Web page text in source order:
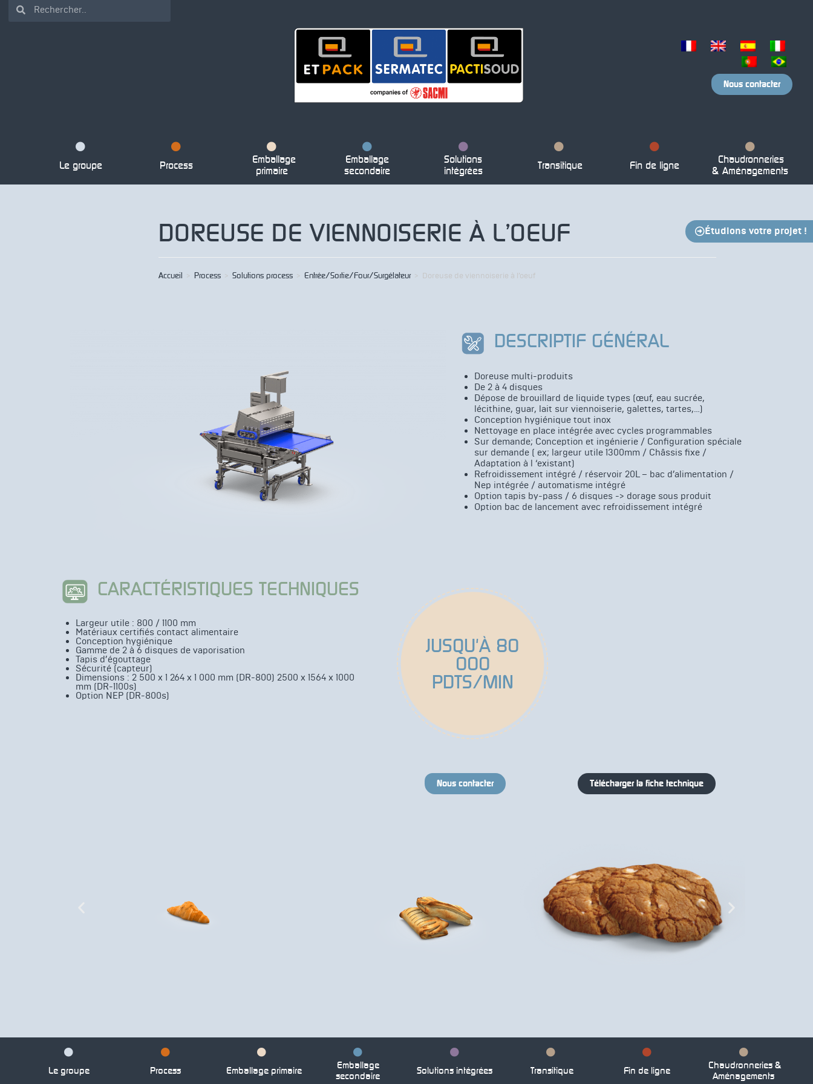
Étudions votre projet !
Nous contacter
Le groupe Process
Emballage
primaire
Emballage
secondaire
Solutions
intégrées
Transitique Fin de ligne
Chaudronneries
& Aménagements
DOREUSE DE VIENNOISERIE À L’OEUF
Accueil > Process > Solutions process > Entrée/Sortie/Four/Surgélateur > Doreuse de viennoiserie à l’oeuf
DESCRIPTIF GÉNÉRAL
Doreuse multi-produits
De 2 à 4 disques
Dépose de brouillard de liquide types (œuf, eau sucrée,
lécithine, guar, lait sur viennoiserie, galettes, tartes,…)
Conception hygiénique tout inox
Nettoyage en place intégrée avec cycles programmables
Sur demande; Conception et ingénierie / Configuration spéciale
sur demande ( ex; largeur utile 1300mm / Châssis fixe /
Adaptation à l ‘existant)
Refroidissement intégré / réservoir 20L – bac d’alimentation /
Nep intégrée / automatisme intégré
Option tapis by-pass / 6 disques -> dorage sous produit
Option bac de lancement avec refroidissement intégré
CARACTÉRISTIQUES TECHNIQUES
Largeur utile : 800 / 1100 mm
Matériaux certifiés contact alimentaire
Conception hygiénique
Gamme de 2 à 6 disques de vaporisation
Tapis d’égouttage
Sécurité (capteur)
Dimensions : 2 500 x 1 264 x 1 000 mm (DR-800) 2500 x 1564 x 1000
mm (DR-1100s)
Option NEP (DR-800s)
JUSQU'À 80
000
PDTS/MIN
Nous contacter Télécharger la fiche technique
Le groupe Process Emballage primaire
Emballage
secondaire
Solutions intégrées Transitique Fin de ligne
Chaudronneries &
Aménagements